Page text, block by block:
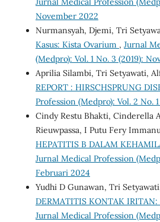
November 2022
Nurmansyah, Djemi, Tri
Kasus: Kista Ovarium , Jurnal
(Medpro): Vol. 1 No. 3 (2019):
Aprilia Silambi, Tri Setyawati,
REPORT : HIRSCHSPRUNG
Profession (Medpro): Vol. 2 No.
Cindy Restu Bhakti, Cinderella
Rieuwpassa, I Putu Fery
HEPATITIS B DALAM
Jurnal Medical Profession
Februari 2024
Yudhi D Gunawan, Tri
DERMATITIS KONTAK IRITAN:
Jurnal Medical Profession